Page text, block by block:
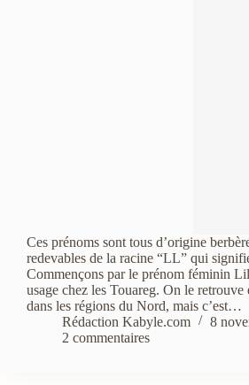
Ces prénoms sont tous d’origine
redevables de la racine “LL” qui
Commençons par le prénom féminin
usage chez les Touareg. On le retrouve
dans les régions du Nord, mais c’est…
Rédaction Kabyle.com
8
2 commentaires